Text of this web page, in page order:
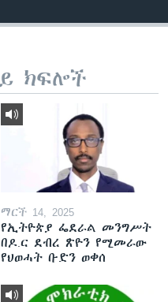
ክፍሎች
ማርች 14, 2025
የኢትዮጵያ ፌደራል መንግሥት
በዶ.ር ደብረ ጽዮን የሚመራው
የህወሓት ቡድን ወቀሰ